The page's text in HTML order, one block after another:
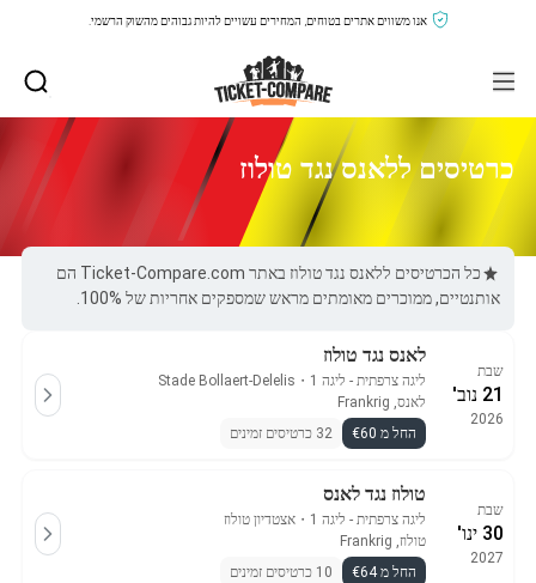
אנו משווים אתרים בטוחים, המחירים עשויים להיות גבוהים מהשוק הרשמי.
כרטיסים ללאנס נגד טולוז
כל הכרטיסים ללאנס נגד טולוז באתר Ticket-Compare.com הם
אותנטיים, ממוכרים מאומתים מראש שמספקים אחריות של 100%.
שבת
21 נוב'
2026
לאנס נגד טולוז
ליגה צרפתית - ליגה 1 ・
Stade Bollaert-Delelis
לאנס, Frankrig
החל מ €60
32 כרטיסים זמינים
שבת
30 ינו'
2027
טולוז נגד לאנס
ליגה צרפתית - ליגה 1 ・ אצטדיון טולוז
טולוז, Frankrig
החל מ €64
10 כרטיסים זמינים